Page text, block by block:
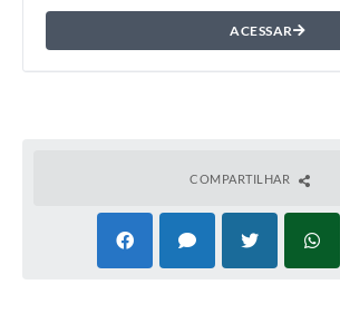
ACESSAR
COMPARTILHAR